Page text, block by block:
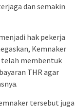
dan semakin
hak pekerja
Kemnaker
telah membentuk
THR agar
tersebut juga